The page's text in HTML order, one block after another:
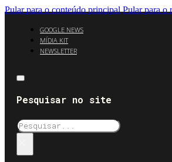
Pular para o conteúdo principal Pular para o
GOOGLE NEWS
MÍDIA KIT
NEWSLETTER
Pesquisar no site
Pesquisar